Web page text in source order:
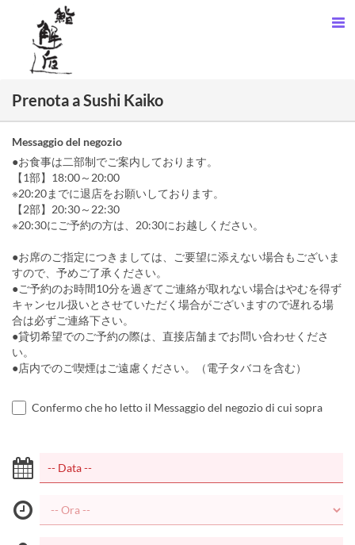
Prenota a Sushi Kaiko
Messaggio del negozio
●お食事は二部制でご案内しております。
【1部】18:00～20:00
※20:20までに退店をお願いしております。
【2部】20:30～22:30
※20:30にご予約の方は、20:30にお越しください。
●お席のご指定につきましては、ご要望に添えない場合もございま
すので、予めご了承ください。
●ご予約のお時間10分を過ぎてご連絡が取れない場合はやむを得ず
キャンセル扱いとさせていただく場合がございますので遅れる場
合は必ずご連絡下さい。
●貸切希望でのご予約の際は、直接店舗までお問い合わせくださ
い。
●店内でのご喫煙はご遠慮ください。（電子タバコを含む）
Confermo che ho letto il Messaggio del negozio di cui sopra